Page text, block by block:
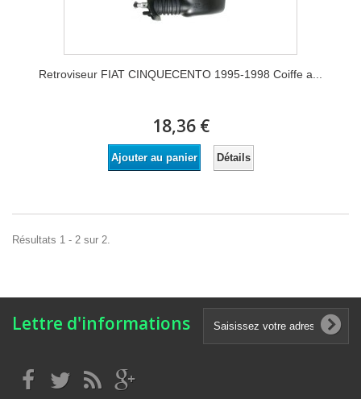
Retroviseur FIAT CINQUECENTO 1995-1998 Coiffe a...
18,36 €
Ajouter au panier Détails
Résultats 1 - 2 sur 2.
Lettre d'informations